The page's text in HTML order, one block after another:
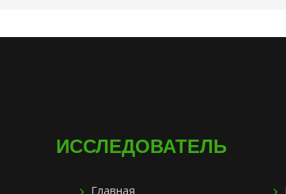
ИССЛЕДОВАТЕЛЬ
Главная